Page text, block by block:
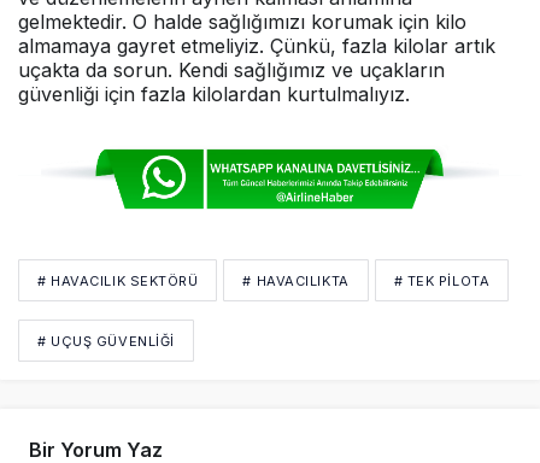
gelmektedir. O halde sağlığımızı korumak için kilo
almamaya gayret etmeliyiz. Çünkü, fazla kilolar artık
uçakta da sorun. Kendi sağlığımız ve uçakların
güvenliği için fazla kilolardan kurtulmalıyız.
# HAVACILIK SEKTÖRÜ # HAVACILIKTA # TEK PİLOTA
# UÇUŞ GÜVENLİĞİ
Bir Yorum Yaz